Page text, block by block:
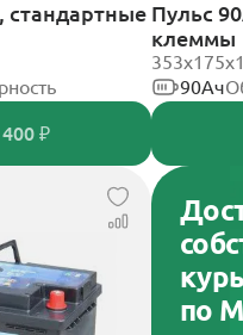
стандартные
₽
Пульс
клеммы
90Ач
по